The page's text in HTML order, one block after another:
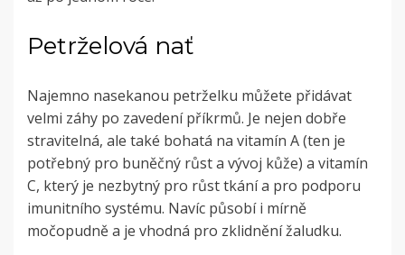
Petrželová nať
Najemno nasekanou petrželku můžete přidávat
velmi záhy po zavedení příkrmů. Je nejen dobře
stravitelná, ale také bohatá na vitamín A (ten je
potřebný pro buněčný růst a vývoj kůže) a vitamín
C, který je nezbytný pro růst tkání a pro podporu
imunitního systému. Navíc působí i mírně
močopudně a je vhodná pro zklidnění žaludku.